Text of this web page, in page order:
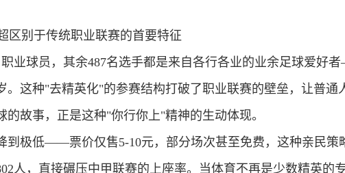
区别于传统职业联赛的首要特征
业球员，其余487名选手都是来自各行各业的业余足球爱好
。这种"去精英化"的参赛结构打破了职业联赛的壁垒，让普通
的故事，正是这种"你行你上"精神的生动体现。
到极低——票价仅售5-10元，部分场次甚至免费，这种亲民策
人，直接碾压中甲联赛的上座率。当体育不再是少数精英的